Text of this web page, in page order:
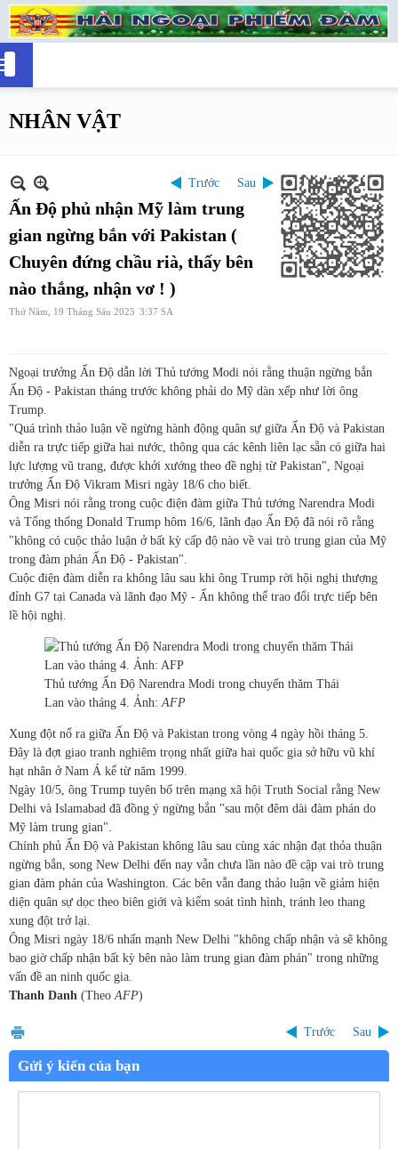
NHÂN VẬT
Trước Sau
Ấn Độ phủ nhận Mỹ làm trung
gian ngừng bắn với Pakistan (
Chuyên đứng chầu rià, thấy bên
nào thắng, nhận vơ ! )
Thứ Năm, 19 Tháng Sáu 2025 3:37 SA
Ngoại trưởng Ấn Độ dẫn lời Thủ tướng Modi nói rằng thuận ngừng bắn
Ấn Độ - Pakistan tháng trước không phải do Mỹ dàn xếp như lời ông
Trump.
"Quá trình thảo luận về ngừng hành động quân sự giữa Ấn Độ và Pakistan
diễn ra trực tiếp giữa hai nước, thông qua các kênh liên lạc sẵn có giữa hai
lực lượng vũ trang, được khởi xướng theo đề nghị từ Pakistan", Ngoại
trưởng Ấn Độ Vikram Misri ngày 18/6 cho biết.
Ông Misri nói rằng trong cuộc điện đàm giữa Thủ tướng Narendra Modi
và Tổng thống Donald Trump hôm 16/6, lãnh đạo Ấn Độ đã nói rõ rằng
"không có cuộc thảo luận ở bất kỳ cấp độ nào về vai trò trung gian của Mỹ
trong đàm phán Ấn Độ - Pakistan".
Cuộc điện đàm diễn ra không lâu sau khi ông Trump rời hội nghị thượng
đỉnh G7 tại Canada và lãnh đạo Mỹ - Ấn không thể trao đổi trực tiếp bên
lề hội nghị.
Thủ tướng Ấn Độ Narendra Modi trong chuyến thăm Thái
Lan vào tháng 4. Ảnh: AFP
Xung đột nổ ra giữa Ấn Độ và Pakistan trong vòng 4 ngày hồi tháng 5.
Đây là đợt giao tranh nghiêm trọng nhất giữa hai quốc gia sở hữu vũ khí
hạt nhân ở Nam Á kể từ năm 1999.
Ngày 10/5, ông Trump tuyên bố trên mạng xã hội Truth Social rằng New
Delhi và Islamabad đã đồng ý ngừng bắn "sau một đêm dài đàm phán do
Mỹ làm trung gian".
Chính phủ Ấn Độ và Pakistan không lâu sau cùng xác nhận đạt thỏa thuận
ngừng bắn, song New Delhi đến nay vẫn chưa lần nào đề cập vai trò trung
gian đàm phán của Washington. Các bên vẫn đang thảo luận về giảm hiện
diện quân sự dọc theo biên giới và kiểm soát tình hình, tránh leo thang
xung đột trở lại.
Ông Misri ngày 18/6 nhấn mạnh New Delhi "không chấp nhận và sẽ không
bao giờ chấp nhận bất kỳ bên nào làm trung gian đàm phán" trong những
vấn đề an ninh quốc gia.
Thanh Danh (Theo AFP)
Trước Sau
Gửi ý kiến của bạn